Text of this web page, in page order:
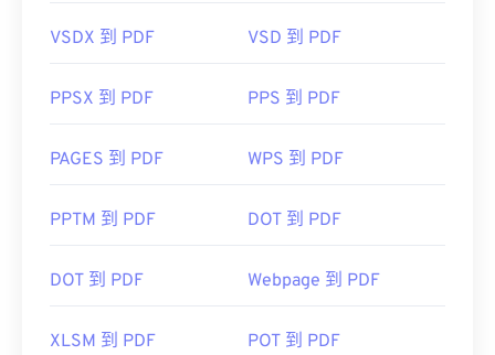
VSDX 到 PDF VSD 到 PDF
PPSX 到 PDF PPS 到 PDF
PAGES 到 PDF WPS 到 PDF
PPTM 到 PDF DOT 到 PDF
DOT 到 PDF Webpage 到 PDF
XLSM 到 PDF POT 到 PDF